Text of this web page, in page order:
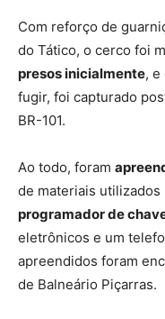
Com reforço de
do Tático, o cerco foi
presos inicialmente, e
fugir, foi capturado
BR-101.
Ao todo, foram
de materiais utilizados
programador de
eletrônicos e um
apreendidos foram
de Balneário Piçarras.